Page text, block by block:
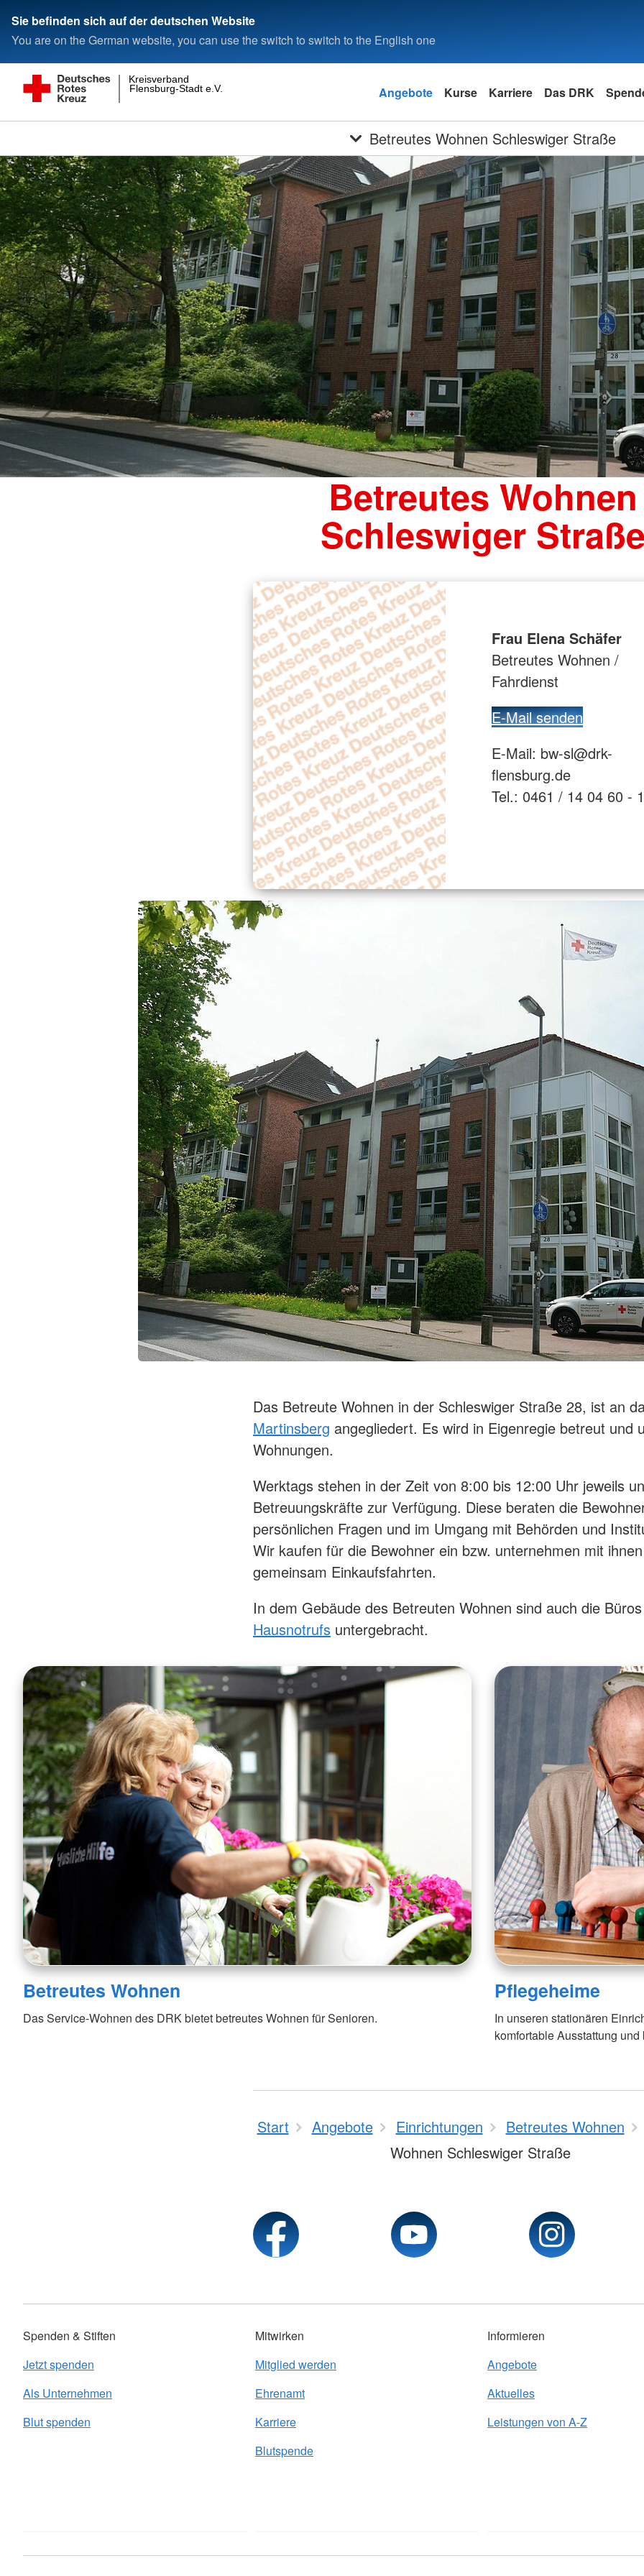
Sie befinden sich auf der deutschen Website
You are on the German website, you can use the switch to switch to the English one
Flensburg-Stadt e.V.
Kreisverband
Angebote Kurse Karriere Das DRK
Betreutes Wohnen Schleswiger Straße
Betreutes Wohnen
Schleswiger
Frau Elena Schäfer
Betreutes Wohnen /
Fahrdienst
E-Mail senden
E-Mail: bw-sl@drk-
flensburg.de
Tel.: 0461 / 14 04 60 -
Das Betreute Wohnen in der Schleswiger Straße 28, ist an
Martinsberg angegliedert. Es wird in Eigenregie betreut und
Wohnungen.
Werktags stehen in der Zeit von 8:00 bis 12:00 Uhr jeweils
Betreuungskräfte zur Verfügung. Diese beraten die
persönlichen Fragen und im Umgang mit Behörden und
Wir kaufen für die Bewohner ein bzw. unternehmen mit ihnen
gemeinsam Einkaufsfahrten.
In dem Gebäude des Betreuten Wohnen sind auch die
Hausnotrufs untergebracht.
Betreutes Wohnen
Das Service-Wohnen des DRK bietet betreutes Wohnen für Senioren.
Pflegeheime
In unseren stationären
komfortable Ausstattung
Start Angebote Einrichtungen
Betreutes Wohnen
Wohnen Schleswiger Straße
Spenden & Stiften
Jetzt spenden
Als Unternehmen
Blut spenden
Mitwirken
Mitglied werden
Ehrenamt
Karriere
Blutspende
Informieren
Angebote
Aktuelles
Leistungen von A-Z